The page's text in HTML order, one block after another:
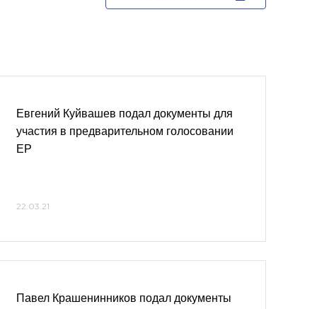
Евгений Куйвашев подал документы для
участия в предварительном голосовании
ЕР
22.03.21
Павел Крашенинников подал документы